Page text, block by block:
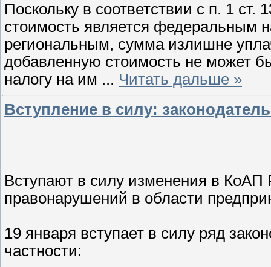
Поскольку в соответствии с п. 1 ст.
стоимость является федеральным
региональным, сумма излишне
добавленную стоимость не может
налогу на им ... Читать дальше »
Вступление в силу:
Вступают в силу изменения в КоАП
правонарушений в области
19 января вступает в силу ряд
частности: